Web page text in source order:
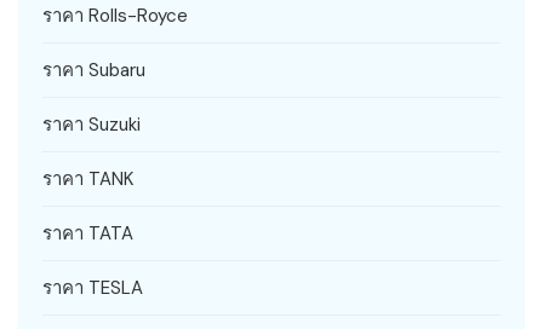
ราคา Rolls-Royce
ราคา Subaru
ราคา Suzuki
ราคา TANK
ราคา TATA
ราคา TESLA